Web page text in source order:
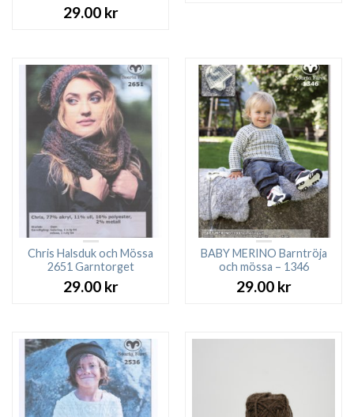
29.00 kr
Chris Halsduk och Mössa
2651 Garntorget
29.00 kr
BABY MERINO Barntröja
och mössa – 1346
29.00 kr